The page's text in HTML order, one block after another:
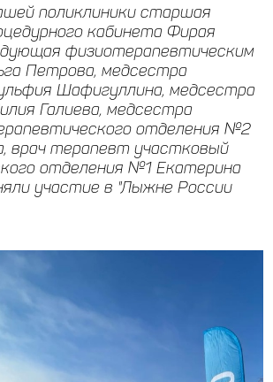
поликлиники старшая
кабинета Фирая
физиотерапевтическим
Петрова, медсестра
Шафигуллина, медсестра
Галиева, медсестра
отделения №2
врач терапевт участковый
отделения №1 Екатерина
участие в "Лыжне России